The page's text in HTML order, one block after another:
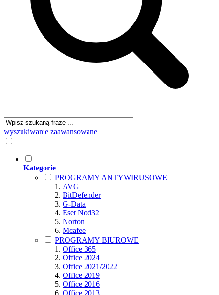
wyszukiwanie zaawansowane
Kategorie
PROGRAMY ANTYWIRUSOWE
AVG
BitDefender
G-Data
Eset Nod32
Norton
Mcafee
PROGRAMY BIUROWE
Office 365
Office 2024
Office 2021/2022
Office 2019
Office 2016
Office 2013